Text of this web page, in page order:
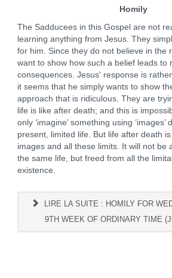
Homily
The Sadducees in this Gospel are not
learning anything from Jesus. They
for him. Since they do not believe in the
want to show how such a belief leads to
consequences. Jesus' response is
it seems that he simply wants to show
approach that is ridiculous. They are
life is like after death; and this is
only ‘imagine’ something using ‘images’
present, limited life. But life after death
images and all these limits. It will not be
the same life, but freed from all the
existence.
LIRE LA SUITE : HOMILY FOR
9TH WEEK OF ORDINARY TIME